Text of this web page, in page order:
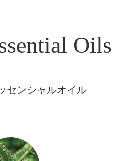
Oils
センシャルオイル